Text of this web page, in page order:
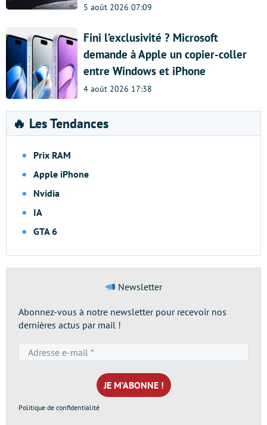
5 août 2026 07:09
Fini l’exclusivité ? Microsoft
demande à Apple un copier-coller
entre Windows et iPhone
4 août 2026 17:38
🔥 Les Tendances
Prix RAM
Apple iPhone
Nvidia
IA
GTA 6
Newsletter
Abonnez-vous à notre newsletter pour recevoir nos
dernières actus par mail !
e-
mail
*
Politique de confidentialité